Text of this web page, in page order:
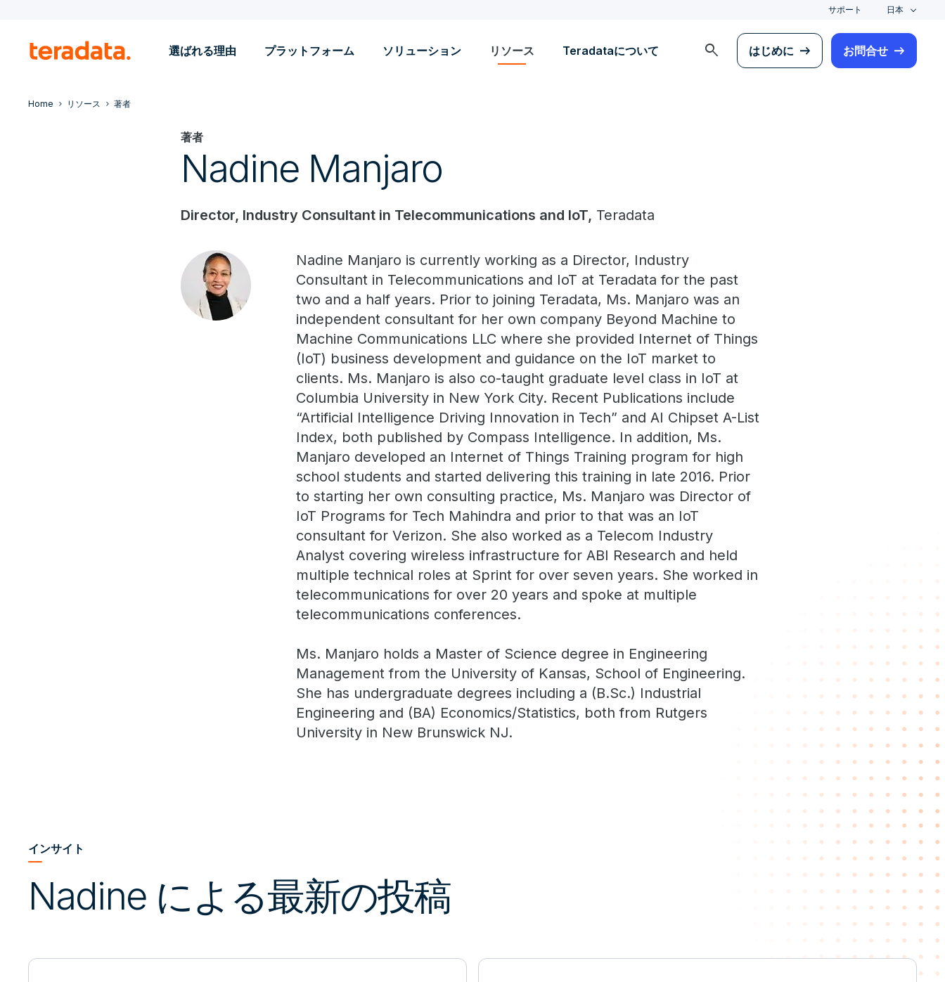
サポート 日本
選ばれる理由 プラットフォーム ソリューション リソース Teradataについて search はじめに お問合せ
Home リソース 著者
著者
Nadine Manjaro
Director, Industry Consultant in Telecommunications and IoT, Teradata
Nadine Manjaro is currently working as a Director, Industry
Consultant in Telecommunications and IoT at Teradata for the past
two and a half years. Prior to joining Teradata, Ms. Manjaro was an
independent consultant for her own company Beyond Machine to
Machine Communications LLC where she provided Internet of Things
(IoT) business development and guidance on the IoT market to
clients. Ms. Manjaro is also co-taught graduate level class in IoT at
Columbia University in New York City. Recent Publications include
“Artificial Intelligence Driving Innovation in Tech” and AI Chipset A-List
Index, both published by Compass Intelligence. In addition, Ms.
Manjaro developed an Internet of Things Training program for high
school students and started delivering this training in late 2016. Prior
to starting her own consulting practice, Ms. Manjaro was Director of
IoT Programs for Tech Mahindra and prior to that was an IoT
consultant for Verizon. She also worked as a Telecom Industry
Analyst covering wireless infrastructure for ABI Research and held
multiple technical roles at Sprint for over seven years. She worked in
telecommunications for over 20 years and spoke at multiple
telecommunications conferences.
Ms. Manjaro holds a Master of Science degree in Engineering
Management from the University of Kansas, School of Engineering.
She has undergraduate degrees including a (B.Sc.) Industrial
Engineering and (BA) Economics/Statistics, both from Rutgers
University in New Brunswick NJ.
インサイト
Nadine による最新の投稿